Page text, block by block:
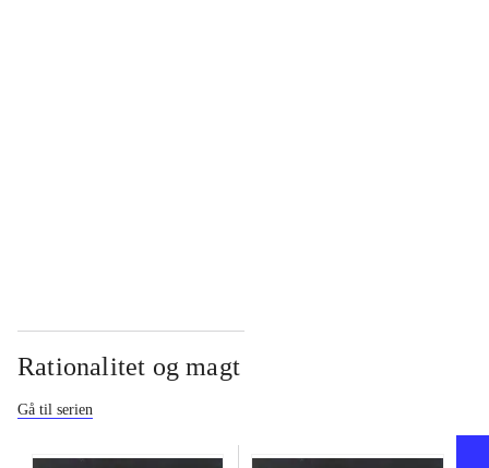
Rationalitet og magt
Gå til serien